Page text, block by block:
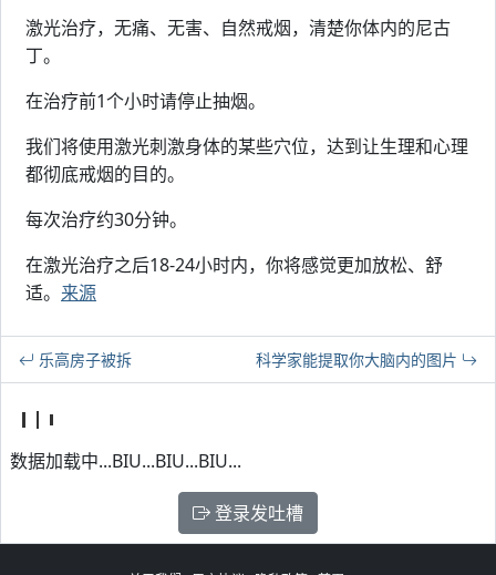
激光治疗，无痛、无害、自然戒烟，清楚你体内的尼古
丁。
在治疗前1个小时请停止抽烟。
我们将使用激光刺激身体的某些穴位，达到让生理和心理
都彻底戒烟的目的。
每次治疗约30分钟。
在激光治疗之后18-24小时内，你将感觉更加放松、舒
适。 来源
乐高房子被拆 科学家能提取你大脑内的图片
数据加载中...BIU...BIU...BIU...
登录发吐槽